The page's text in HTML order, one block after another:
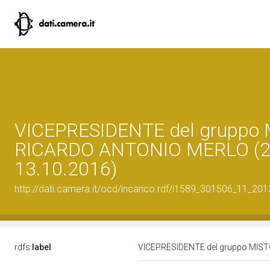
VICEPRESIDENTE del gruppo
RICARDO ANTONIO MERLO
13.10.2016)
http://dati.camera.it/ocd/incarico.rdf/
rdfs: label VICEPRESIDENTE del gruppo